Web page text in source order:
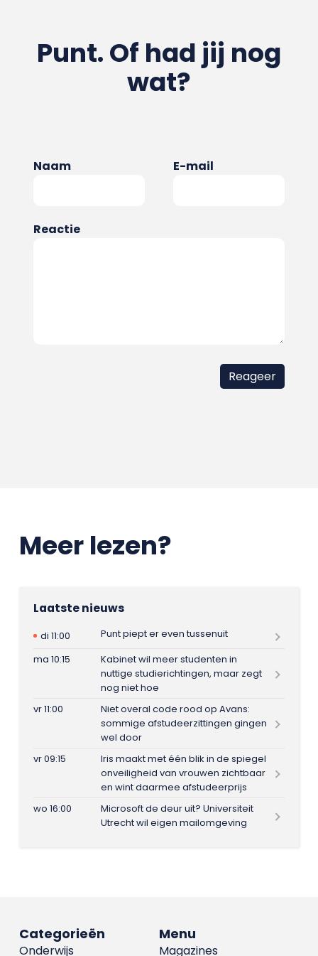
Punt. Of had jij nog
wat?
Naam E-mail
Reactie
Meer lezen?
Laatste nieuws
di 11:00
Punt piept er even tussenuit
ma 10:15
Kabinet wil meer studenten in
nuttige studierichtingen, maar zegt
nog niet hoe
vr 11:00
Niet overal code rood op Avans:
sommige afstudeerzittingen gingen
wel door
vr 09:15
Iris maakt met één blik in de spiegel
onveiligheid van vrouwen zichtbaar
en wint daarmee afstudeerprijs
wo 16:00
Microsoft de deur uit? Universiteit
Utrecht wil eigen mailomgeving
Menu
Magazines
Categorieën
Onderwijs